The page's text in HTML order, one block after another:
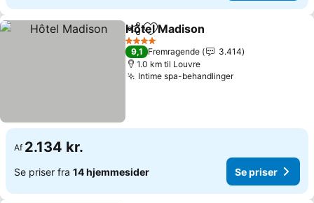
Del Føj til favoritter
Hôtel Madison
4 Stjerner
9,1 Fremragende
3.414
1.0 km til Louvre
Intime spa-behandlingerSe priser
Af 2.134 kr.
Se priser fra 14 hjemmesider Se priser